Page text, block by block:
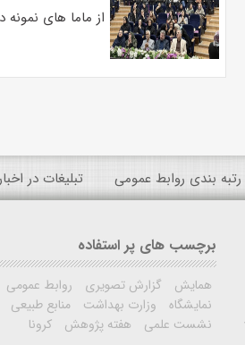
از ماما های
رتبه بندی روابط عمومی تبلیغات در
برچسب های پر استفاده
همایش گزارش تصویری روابط عمومی
نمایشگاه
وزارت بهداشت منابع طبیعی
نشست علمی
هفته پژوهش کرونا